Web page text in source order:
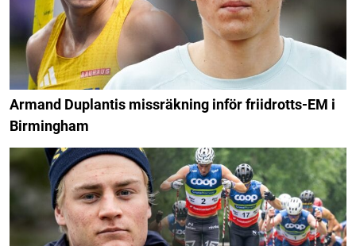
Armand Duplantis missräkning inför friidrotts-EM i
Birmingham